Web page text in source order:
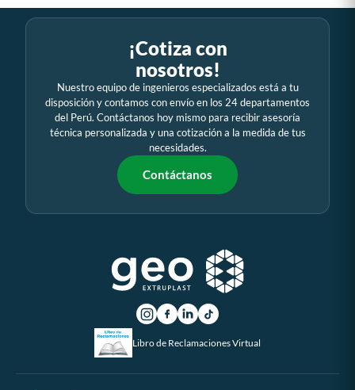
¡Cotiza con
nosotros!
Nuestro equipo de ingenieros especializados está a tu
disposición y contamos con envío en los 24 departamentos
del Perú. Contáctanos hoy mismo para recibir asesoría
técnica personalizada y una cotización a la medida de tus
necesidades.
Contáctanos
Libro de Reclamaciones Virtual